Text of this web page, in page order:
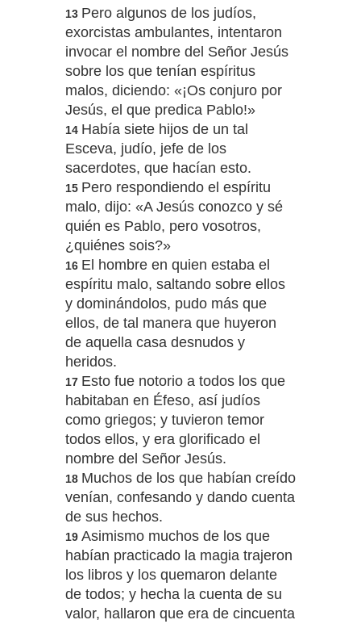
13 Pero algunos de los judíos,
exorcistas ambulantes, intentaron
invocar el nombre del Señor Jesús
sobre los que tenían espíritus
malos, diciendo: «¡Os conjuro por
Jesús, el que predica Pablo!»
14 Había siete hijos de un tal
Esceva, judío, jefe de los
sacerdotes, que hacían esto.
15 Pero respondiendo el espíritu
malo, dijo: «A Jesús conozco y sé
quién es Pablo, pero vosotros,
¿quiénes sois?»
16 El hombre en quien estaba el
espíritu malo, saltando sobre ellos
y dominándolos, pudo más que
ellos, de tal manera que huyeron
de aquella casa desnudos y
heridos.
17 Esto fue notorio a todos los que
habitaban en Éfeso, así judíos
como griegos; y tuvieron temor
todos ellos, y era glorificado el
nombre del Señor Jesús.
18 Muchos de los que habían creído
venían, confesando y dando cuenta
de sus hechos.
19 Asimismo muchos de los que
habían practicado la magia trajeron
los libros y los quemaron delante
de todos; y hecha la cuenta de su
valor, hallaron que era de cincuenta